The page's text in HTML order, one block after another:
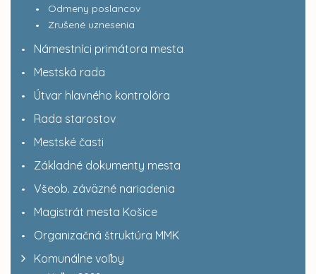
Odmeny poslancov
Zrušené uznesenia
Námestníci primátora mesta
Mestská rada
Útvar hlavného kontrolóra
Rada starostov
Mestské časti
Základné dokumenty mesta
Všeob. záväzné nariadenia
Magistrát mesta Košice
Organizačná štruktúra MMK
Komunálne voľby